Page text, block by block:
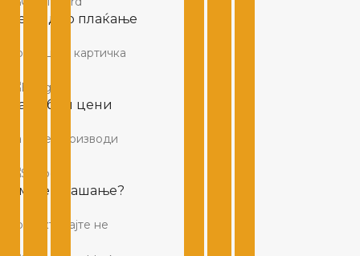
Безбедно плаќање
Со Вашата картичка
Најдобри цени
За сите производи
Имате прашање?
Контактирајте не